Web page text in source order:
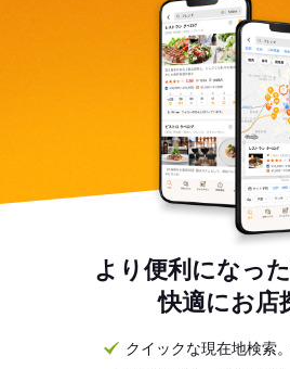
より便利になっ
快適にお店
クイックな現在地検索